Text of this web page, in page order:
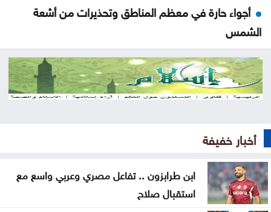
أجواء حارة في معظم المناطق وتحذيرات من أشعة
الشمس
الله يلعن الشبح
نتائج التوجيهي 2026 في الأردن اليوم .. رابط الاستعلام
منع مواطن من السلام على العيسوي .. وما فعله رئيس
الديوان يشعل التفاعل
حشد أكثر من مئتي عنصر إطفاء لإخماد حريق في جنوب
فرنسا
أخبار خفيفة
ابن طرابزون .. تفاعل مصري وعربي واسع مع
استقبال صلاح